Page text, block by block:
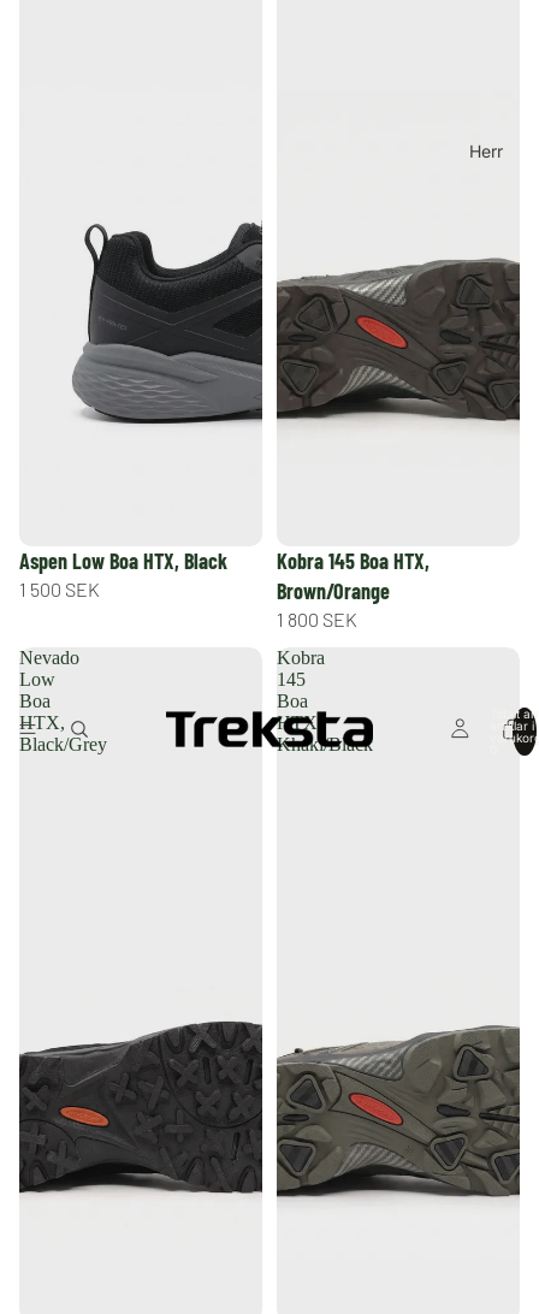
Herr
Totalt
artiklar i
Aspen Low Boa HTX, Black
1 500 SEK
Kobra 145 Boa HTX,
Brown/Orange
1 800 SEK
Nevado
Low
Boa
HTX,
Black/Grey
Kobra
145
Boa
HTX,
Khaki/Black